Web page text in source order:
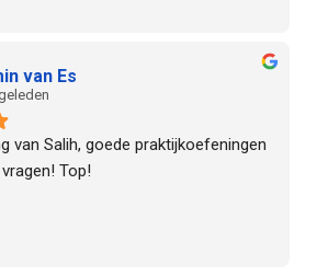
van Es
van Salih, goede praktijkoefeningen
Top!